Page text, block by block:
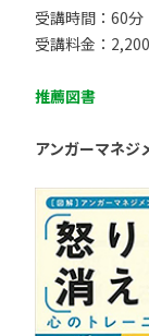
受講時間：60分
受講料金：2,200
推薦図書
アンガーマネジ